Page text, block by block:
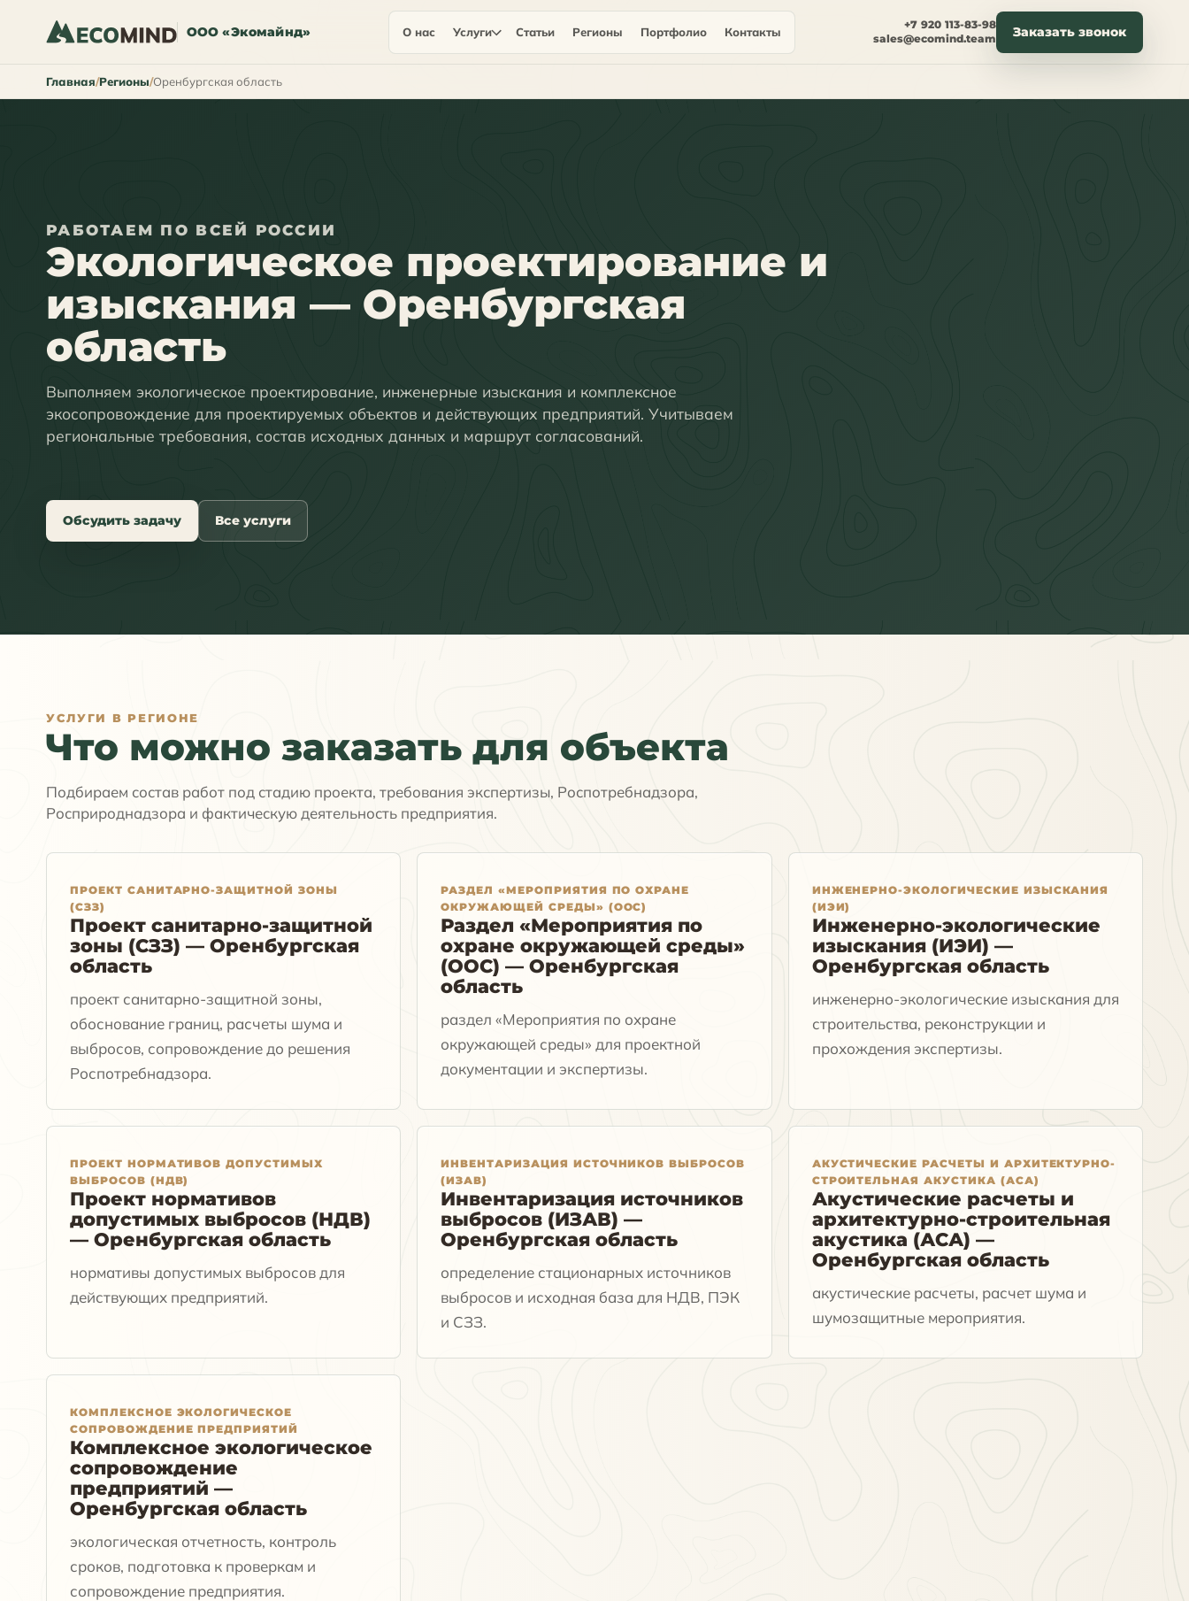
ООО «Экомайнд» О нас Услуги Статьи Регионы Портфолио Контакты
+7 920 113-83-98
sales@ecomind.team
Заказать звонок
Главная Регионы Оренбургская область
РАБОТАЕМ ПО ВСЕЙ РОССИИ
Экологическое проектирование и
изыскания — Оренбургская
область
Выполняем экологическое проектирование, инженерные изыскания и комплексное
экосопровождение для проектируемых объектов и действующих предприятий. Учитываем
региональные требования, состав исходных данных и маршрут согласований.
Обсудить задачу Все услуги
УСЛУГИ В РЕГИОНЕ
Что можно заказать для объекта
Подбираем состав работ под стадию проекта, требования экспертизы, Роспотребнадзора,
Росприроднадзора и фактическую деятельность предприятия.
ПРОЕКТ САНИТАРНО-ЗАЩИТНОЙ ЗОНЫ
(СЗЗ)
Проект санитарно-защитной
зоны (СЗЗ) — Оренбургская
область
проект санитарно-защитной зоны,
обоснование границ, расчеты шума и
выбросов, сопровождение до решения
Роспотребнадзора.
РАЗДЕЛ «МЕРОПРИЯТИЯ ПО ОХРАНЕ
ОКРУЖАЮЩЕЙ СРЕДЫ» (ООС)
Раздел «Мероприятия по
охране окружающей среды»
(ООС) — Оренбургская
область
раздел «Мероприятия по охране
окружающей среды» для проектной
документации и экспертизы.
ИНЖЕНЕРНО-ЭКОЛОГИЧЕСКИЕ ИЗЫСКАНИЯ
(ИЭИ)
Инженерно-экологические
изыскания (ИЭИ) —
Оренбургская область
инженерно-экологические изыскания для
строительства, реконструкции и
прохождения экспертизы.
ПРОЕКТ НОРМАТИВОВ ДОПУСТИМЫХ
ВЫБРОСОВ (НДВ)
Проект нормативов
допустимых выбросов (НДВ)
— Оренбургская область
нормативы допустимых выбросов для
действующих предприятий.
ИНВЕНТАРИЗАЦИЯ ИСТОЧНИКОВ ВЫБРОСОВ
(ИЗАВ)
Инвентаризация источников
выбросов (ИЗАВ) —
Оренбургская область
определение стационарных источников
выбросов и исходная база для НДВ, ПЭК
и СЗЗ.
АКУСТИЧЕСКИЕ РАСЧЕТЫ И АРХИТЕКТУРНО-
СТРОИТЕЛЬНАЯ АКУСТИКА (АСА)
Акустические расчеты и
архитектурно-строительная
акустика (АСА) —
Оренбургская область
акустические расчеты, расчет шума и
шумозащитные мероприятия.
КОМПЛЕКСНОЕ ЭКОЛОГИЧЕСКОЕ
СОПРОВОЖДЕНИЕ ПРЕДПРИЯТИЙ
Комплексное экологическое
сопровождение
предприятий —
Оренбургская область
экологическая отчетность, контроль
сроков, подготовка к проверкам и
сопровождение предприятия.